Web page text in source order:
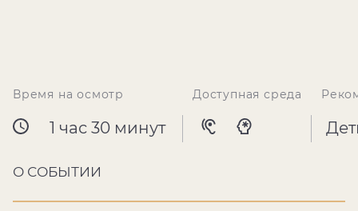
Время на осмотр
1 час 30 минут
Доступная среда
О СОБЫТИИ